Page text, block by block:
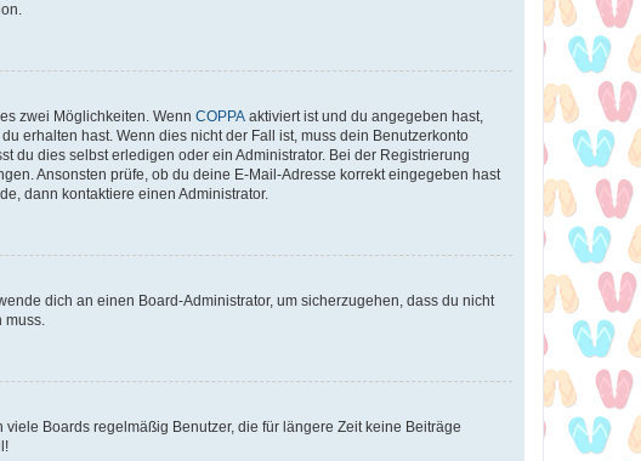
zwei Möglichkeiten. Wenn COPPA aktiviert ist und du angegeben hast,
erhalten hast. Wenn dies nicht der Fall ist, muss dein Benutzerkonto
du dies selbst erledigen oder ein Administrator. Bei der Registrierung
Ansonsten prüfe, ob du deine E-Mail-Adresse korrekt eingegeben hast
dann kontaktiere einen Administrator.
dich an einen Board-Administrator, um sicherzugehen, dass du nicht
muss.
Boards regelmäßig Benutzer, die für längere Zeit keine Beiträge